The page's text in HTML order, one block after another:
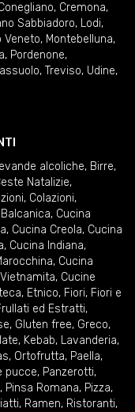
, Cremona,
Sabbiadoro, Lodi,
Veneto, Montebelluna,
, Pordenone,
, Treviso, Udine,
alcoliche, Birre,
Natalizie,
, Colazioni,
, Cucina
, Cucina Creola, Cucina
, Cucina Indiana,
, Cucina
, Cucine
, Etnico, Fiori, Fiori e
ed Estratti,
, Gluten free, Greco,
, Kebab, Lavanderia,
, Ortofrutta, Paella,
pucce, Panzerotti,
, Pinsa Romana, Pizza,
, Ramen, Ristoranti,